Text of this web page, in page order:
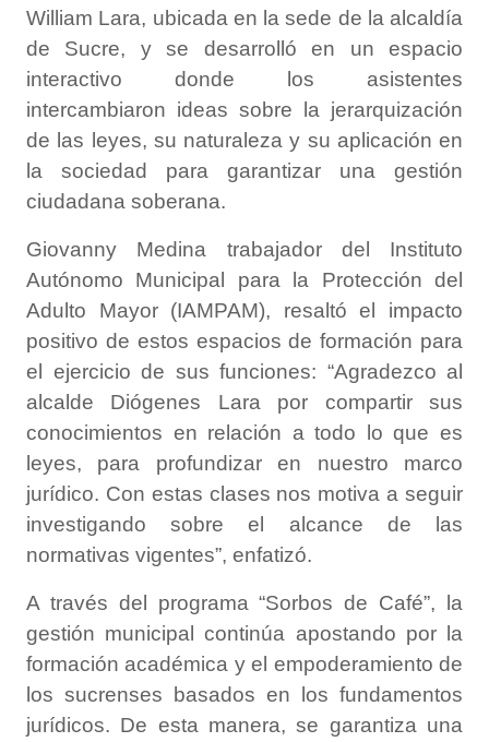
William Lara, ubicada en la sede de la alcaldía
de Sucre, y se desarrolló en un espacio
interactivo donde los asistentes
intercambiaron ideas sobre la jerarquización
de las leyes, su naturaleza y su aplicación en
la sociedad para garantizar una gestión
ciudadana soberana.
Giovanny Medina trabajador del Instituto
Autónomo Municipal para la Protección del
Adulto Mayor (IAMPAM), resaltó el impacto
positivo de estos espacios de formación para
el ejercicio de sus funciones: “Agradezco al
alcalde Diógenes Lara por compartir sus
conocimientos en relación a todo lo que es
leyes, para profundizar en nuestro marco
jurídico. Con estas clases nos motiva a seguir
investigando sobre el alcance de las
normativas vigentes”, enfatizó.
A través del programa “Sorbos de Café”, la
gestión municipal continúa apostando por la
formación académica y el empoderamiento de
los sucrenses basados en los fundamentos
jurídicos. De esta manera, se garantiza una